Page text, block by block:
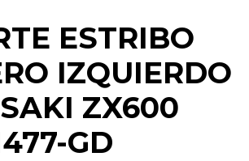
ESTRIBO
IZQUIERDO
ZX600
GD